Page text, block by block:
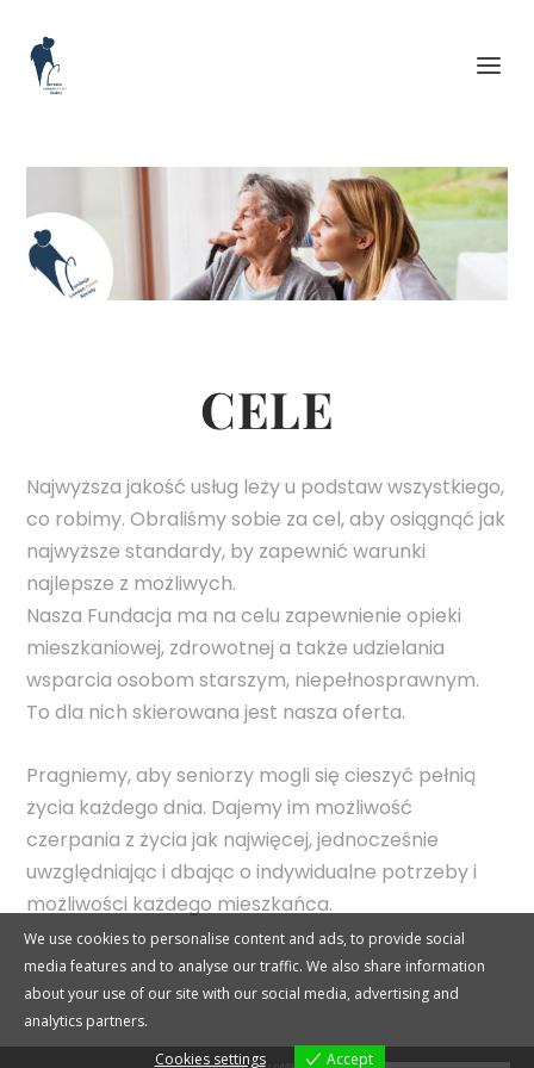
CELE
Najwyższa jakość usług leży u podstaw wszystkiego,
co robimy. Obraliśmy sobie za cel, aby osiągnąć jak
najwyższe standardy, by zapewnić warunki
najlepsze z możliwych.
Nasza Fundacja ma na celu zapewnienie opieki
mieszkaniowej, zdrowotnej a także udzielania
wsparcia osobom starszym, niepełnosprawnym.
To dla nich skierowana jest nasza oferta.
Pragniemy, aby seniorzy mogli się cieszyć pełnią
życia każdego dnia. Dajemy im możliwość
czerpania z życia jak najwięcej, jednocześnie
uwzględniając i dbając o indywidualne potrzeby i
możliwości każdego mieszkańca.
We use cookies to personalise content and ads, to provide social
media features and to analyse our traffic. We also share information
about your use of our site with our social media, advertising and
analytics partners.
Cookies settings
Accept